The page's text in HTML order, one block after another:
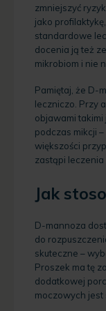
zmniejszyć
jako
standardowe
docenia ją też
mikrobiom i nie
Pamiętaj, że D-
leczniczo. Przy
objawami takimi
podczas mikcji
większości
zastąpi leczenia
Jak
D-mannoza
do
skuteczne –
Proszek ma tę
dodatkowej
moczowych jest